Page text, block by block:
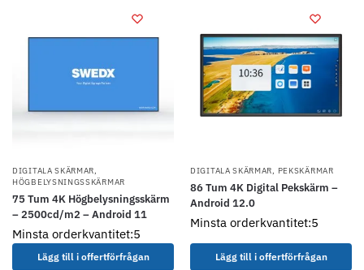
DIGITALA SKÄRMAR,
HÖGBELYSNINGSSKÄRMAR
75 Tum 4K Högbelysningsskärm
– 2500cd/m2 – Android 11
Minsta orderkvantitet:5
Lägg till i offertförfrågan
DIGITALA SKÄRMAR, PEKSKÄRMAR
86 Tum 4K Digital Pekskärm –
Android 12.0
Minsta orderkvantitet:5
Lägg till i offertförfrågan